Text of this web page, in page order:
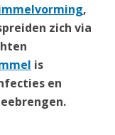
,
zich via
is
en